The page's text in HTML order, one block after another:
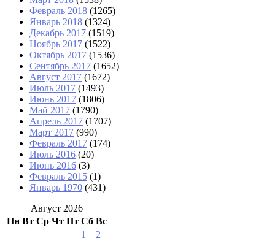
Февраль 2018 (1265)
Январь 2018 (1324)
Декабрь 2017 (1519)
Ноябрь 2017 (1522)
Октябрь 2017 (1536)
Сентябрь 2017 (1652)
Август 2017 (1672)
Июль 2017 (1493)
Июнь 2017 (1806)
Май 2017 (1790)
Апрель 2017 (1707)
Март 2017 (990)
Февраль 2017 (174)
Июль 2016 (20)
Июнь 2016 (3)
Февраль 2015 (1)
Январь 1970 (431)
Август 2026
Пн Вт Ср Чт Пт Сб Вс
1
2